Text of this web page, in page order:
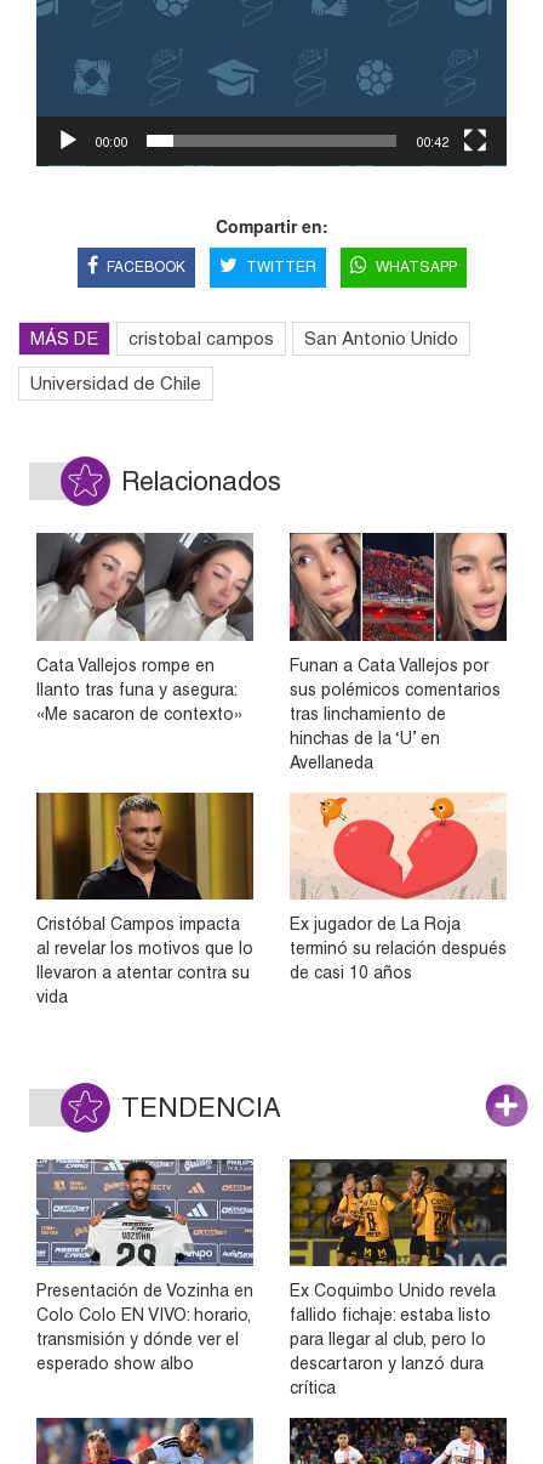
00:00 00:42
Compartir en:
FACEBOOK TWITTER WHATSAPP
MÁS DE cristobal campos San Antonio Unido
Universidad de Chile
Relacionados
Cata Vallejos rompe en
llanto tras funa y asegura:
«Me sacaron de contexto»
Funan a Cata Vallejos por
sus polémicos comentarios
tras linchamiento de
hinchas de la ‘U’ en
Avellaneda
Cristóbal Campos impacta
al revelar los motivos que lo
llevaron a atentar contra su
vida
Ex jugador de La Roja
terminó su relación después
de casi 10 años
TENDENCIA
Presentación de Vozinha en
Colo Colo EN VIVO: horario,
transmisión y dónde ver el
esperado show albo
Ex Coquimbo Unido revela
fallido fichaje: estaba listo
para llegar al club, pero lo
descartaron y lanzó dura
crítica